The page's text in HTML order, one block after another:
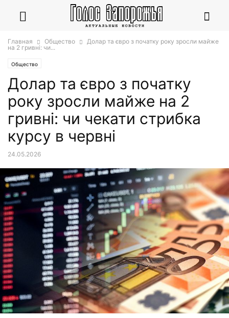
Главная Общество
Долар та євро з початку року зросли майже
на 2 гривні: чи...
Общество
Долар та євро з початку
року зросли майже на 2
гривні: чи чекати стрибка
курсу в червні
24.05.2026